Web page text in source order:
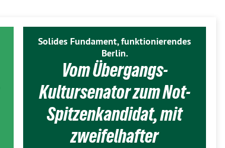
Solides Fundament, funktionierendes
Berlin.
Vom Übergangs-
Kultursenator zum Not-
Spitzenkandidat, mit
zweifelhafter